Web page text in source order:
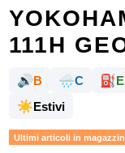
111H
🔊B 🌧️C ⛽E
☀️Estivi
Ultimi articoli in